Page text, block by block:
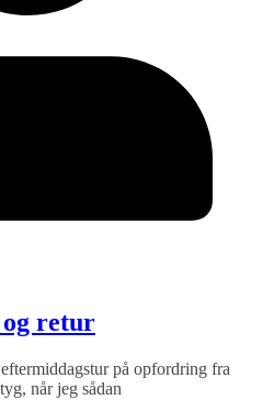
retur
på opfordring fra
når jeg sådan